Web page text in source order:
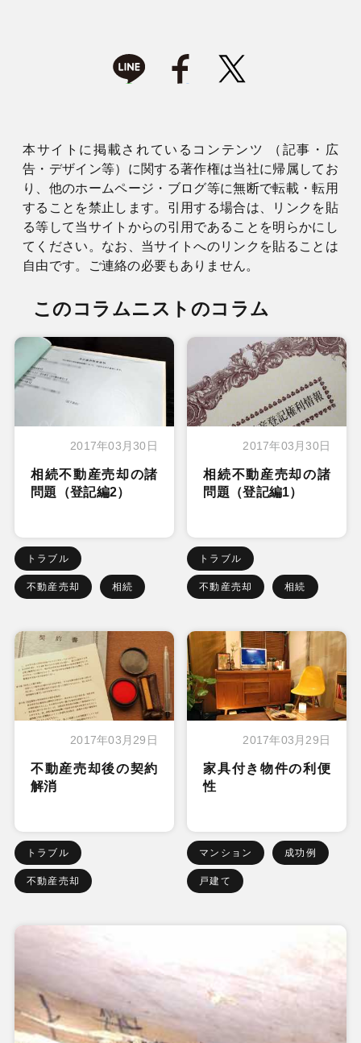
本サイトに掲載されているコンテンツ （記事・広
告・デザイン等）に関する著作権は当社に帰属してお
り、他のホームページ・ブログ等に無断で転載・転用
することを禁止します。引用する場合は、リンクを貼
る等して当サイトからの引用であることを明らかにし
てください。なお、当サイトへのリンクを貼ることは
自由です。ご連絡の必要もありません。
このコラムニストのコラム
2017年03月30日
相続不動産売却の諸
問題（登記編2）
トラブル
不動産売却 相続
2017年03月30日
相続不動産売却の諸
問題（登記編1）
トラブル
不動産売却 相続
2017年03月29日
不動産売却後の契約
解消
トラブル
不動産売却
2017年03月29日
家具付き物件の利便
性
マンション 成功例
戸建て